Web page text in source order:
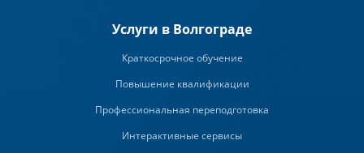
Услуги в Волгограде
Краткосрочное обучение
Повышение квалификации
Профессиональная переподготовка
Интерактивные сервисы